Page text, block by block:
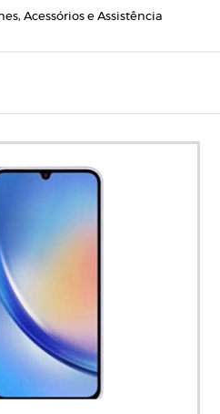
Acessórios e Assistência